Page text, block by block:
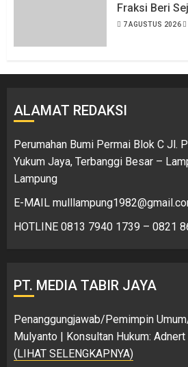
Fraksi Beri
7 AGUSTUS 2026
ALAMAT REDAKSI
Perumahan Bumi Permai Blok C Jl.
Yukum Jaya, Terbanggi Besar –
Lampung
E-MAIL
HOTLINE 0813 7940 1739 – 0821
PT. MEDIA TABIR JAYA
Penanggungjawab/Pemimpin
Mulyanto | Konsultan Hukum: Adnert
(LIHAT SELENGKAPNYA)